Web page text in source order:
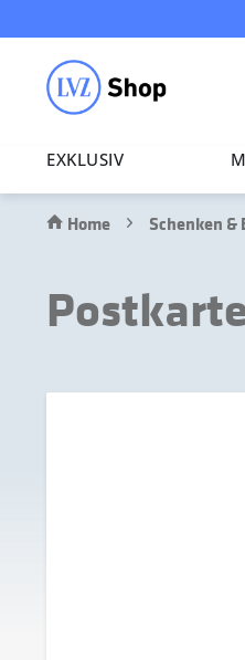
EXKLUSIV
Home Schenken &